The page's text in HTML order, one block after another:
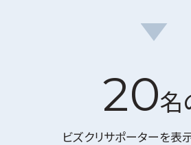
20名
ビズクリサポーターを表